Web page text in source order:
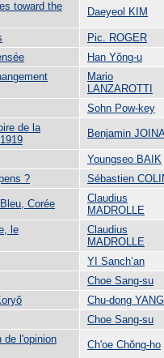
toward the
Daeyeol KIM
Pic. ROGER
Han Yŏng-u
Mario
LANZAROTTI
Sohn Pow-key
de la
Benjamin
Youngseo BAIK
?
Sébastien
Corée
Claudius
MADROLLE
le
Claudius
MADROLLE
YI Sanch’an
Choe Sang-su
Chu-dong YANG
Choe Sang-su
de l'opinion
Ch'oe Chŏng-ho